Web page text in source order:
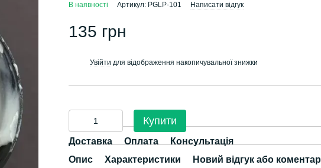
В наявності Артикул: PGLP-101 Написати відгук
135 грн
Увійти для відображення накопичувальної знижки
Купити
Доставка Оплата
Консультація
Опис
Характеристики Новий відгук або коментар